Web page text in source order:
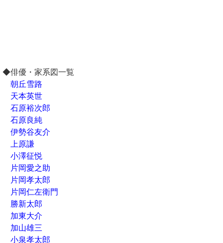
◆俳優・家系図一覧
朝丘雪路
天本英世
石原裕次郎
石原良純
伊勢谷友介
上原謙
小澤征悦
片岡愛之助
片岡孝太郎
片岡仁左衛門
勝新太郎
加東大介
加山雄三
小泉孝太郎